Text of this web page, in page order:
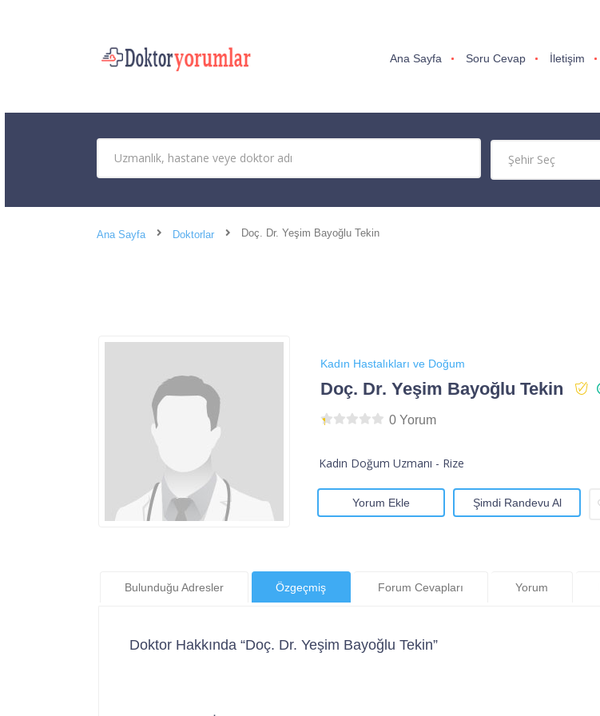
Ana Sayfa Soru Cevap İletişim
Ana Sayfa Doktorlar Doç. Dr. Yeşim Bayoğlu Tekin
Kadın Hastalıkları ve Doğum
Doç. Dr. Yeşim Bayoğlu Tekin
0 Yorum
Kadın Doğum Uzmanı - Rize
Yorum Ekle Şimdi Randevu Al
Bulunduğu Adresler Özgeçmiş Forum Cevapları Yorum
Doktor Hakkında “Doç. Dr. Yeşim Bayoğlu Tekin”